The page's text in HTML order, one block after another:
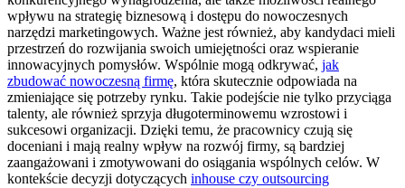
wpływu na strategię biznesową i dostępu do nowoczesnych
narzędzi marketingowych. Ważne jest również, aby kandydaci mieli
przestrzeń do rozwijania swoich umiejętności oraz wspieranie
innowacyjnych pomysłów. Wspólnie mogą odkrywać, jak
zbudować nowoczesną firmę, która skutecznie odpowiada na
zmieniające się potrzeby rynku. Takie podejście nie tylko przyciąga
talenty, ale również sprzyja długoterminowemu wzrostowi i
sukcesowi organizacji. Dzięki temu, że pracownicy czują się
doceniani i mają realny wpływ na rozwój firmy, są bardziej
zaangażowani i zmotywowani do osiągania wspólnych celów. W
kontekście decyzji dotyczących inhouse czy outsourcing